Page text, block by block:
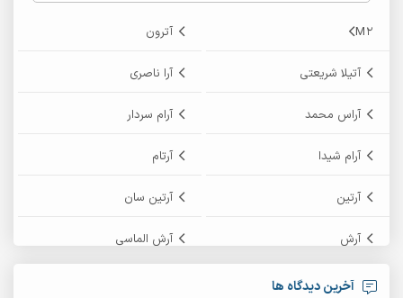
M2 آترون
آتیلا شریعتی آرا ناصری
آراس محمد آرام سردار
آرام شیدا آرتام
آرتین آرتین سان
آرش آرش الماسی
آرش امامی
آخرین دیدگاه ها